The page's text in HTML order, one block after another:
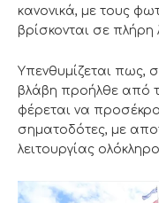
κανονικά, με τους
βρίσκονται σε πλήρη
Υπενθυμίζεται πως,
βλάβη προήλθε από
φέρεται να
σηματοδότες, με
λειτουργίας